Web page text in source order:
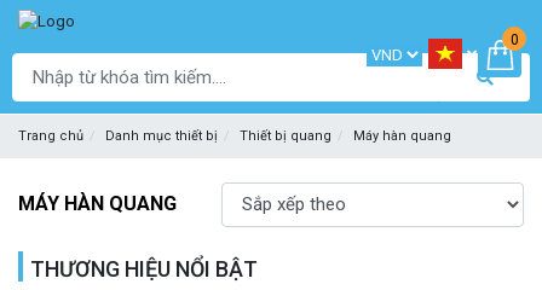
0
Trang chủ Danh mục thiết bị Thiết bị quang Máy hàn quang
MÁY HÀN QUANG
THƯƠNG HIỆU NỔI BẬT